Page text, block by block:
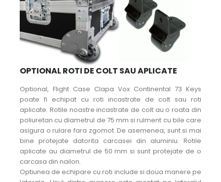
OPTIONAL ROTI DE COLT SAU APLICATE
Optional, Flight Case Clapa Vox Continental 73 Keys
poate fi echipat cu roti incastrate de colt sau roti
aplicate. Rotile noastre incastrate de colt au o roata din
poliuretan cu diametrul de 75 mm si rulment cu bile care
asigura o rulare fara zgomot. De asemenea, sunt si mai
bine protejate datorita carcasei din aluminiu. Rotile
aplicate au diametrul de 50 mm si sunt protejate de o
carcasa din nailon.
Optiunea de echipare cu roti include si doua manere pe